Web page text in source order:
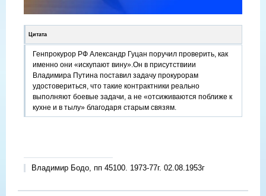
Цитата
Генпрокурор РФ Александр Гуцан поручил проверить, как
именно они «искупают вину».Он в присутствиии
Владимира Путина поставил задачу прокурорам
удостовериться, что такие контрактники реально
выполняют боевые задачи, а не «отсиживаются поближе к
кухне и в тылу» благодаря старым связям.
Владимир Бодо, пп 45100. 1973-77г. 02.08.1953г